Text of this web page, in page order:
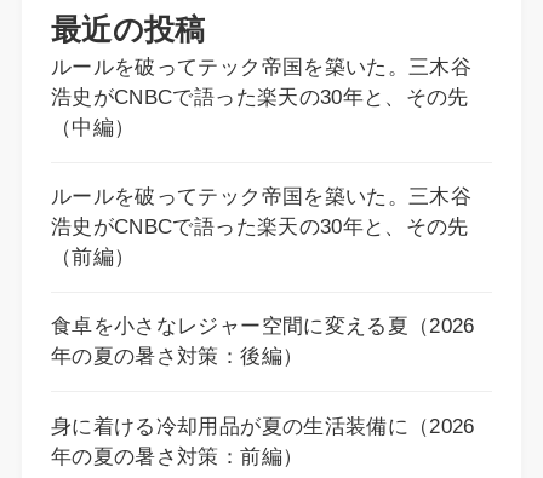
最近の投稿
ルールを破ってテック帝国を築いた。三木谷
浩史がCNBCで語った楽天の30年と、その先
（中編）
ルールを破ってテック帝国を築いた。三木谷
浩史がCNBCで語った楽天の30年と、その先
（前編）
食卓を小さなレジャー空間に変える夏（2026
年の夏の暑さ対策：後編）
身に着ける冷却用品が夏の生活装備に（2026
年の夏の暑さ対策：前編）